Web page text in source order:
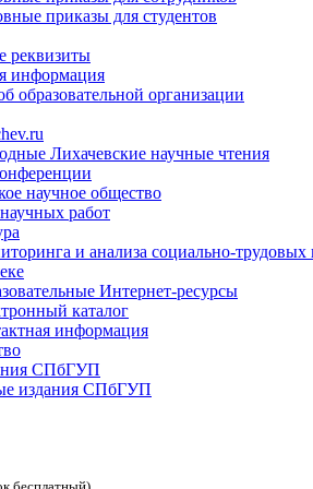
приказы для студентов
реквизиты
информация
образовательной организации
Лихачевские научные чтения
научное общество
работ
и анализа социально-трудовых
Интернет-ресурсы
каталог
информация
СПбГУП
издания СПбГУП